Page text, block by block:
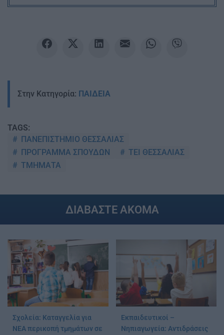
Στην Κατηγορία: ΠΑΙΔΕΙΑ
TAGS:
ΠΑΝΕΠΙΣΤΗΜΙΟ ΘΕΣΣΑΛΙΑΣ
ΠΡΟΓΡΑΜΜΑ ΣΠΟΥΔΩΝ
ΤΕΙ ΘΕΣΣΑΛΙΑΣ
ΤΜΗΜΑΤΑ
ΔΙΑΒΑΣΤΕ ΑΚΟΜΑ
Σχολεία: Καταγγελία για
ΝΕΑ περικοπή τμημάτων σε
Εκπαιδευτικοί –
Νηπιαγωγεία: Αντιδράσεις